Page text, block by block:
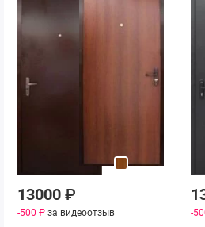
13000 ₽
-500 ₽ за видеоотзыв -